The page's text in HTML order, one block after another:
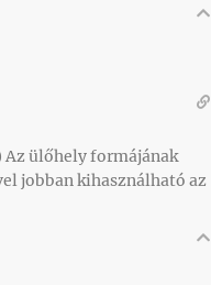
Az ülőhely formájának
jobban kihasználható az